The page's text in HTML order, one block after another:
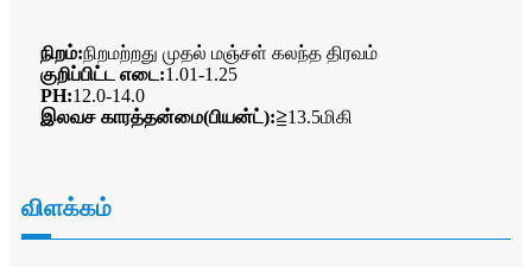
நிறம்:நிறமற்றது முதல் மஞ்சள் கலந்த திரவம்
குறிப்பிட்ட எடை:1.01-1.25
PH:12.0-14.0
இலவச காரத்தன்மை(பியன்ட்):≧13.5மிகி
விளக்கம்